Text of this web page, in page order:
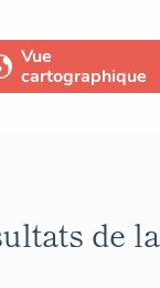
Vue
cartographique
de